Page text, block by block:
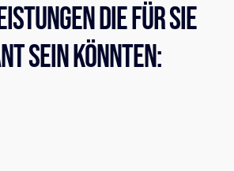
Die Für Sie
Sein Könnten: